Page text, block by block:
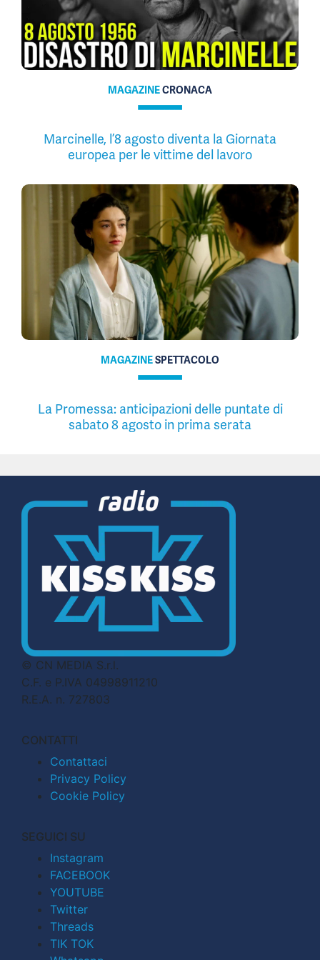
MAGAZINECRONACA
Marcinelle, l’8 agosto diventa la Giornata
europea per le vittime del lavoro
MAGAZINESPETTACOLO
La Promessa: anticipazioni delle puntate di
sabato 8 agosto in prima serata
© CN MEDIA S.r.l.
C.F. e P.IVA 04998911210
R.E.A. n. 727803
CONTATTI
Contattaci
Privacy Policy
Cookie Policy
SEGUICI SU
Instagram
FACEBOOK
YOUTUBE
Twitter
Threads
TIK TOK